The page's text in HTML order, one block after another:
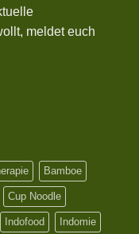
meldet euch
Bamboe
Cup Noodle
Indofood Indomie